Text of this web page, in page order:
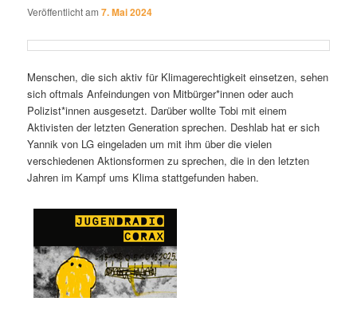
Veröffentlicht am7. Mai 2024
Menschen, die sich aktiv für Klimagerechtigkeit einsetzen, sehen
sich oftmals Anfeindungen von Mitbürger*innen oder auch
Polizist*innen ausgesetzt. Darüber wollte Tobi mit einem
Aktivisten der letzten Generation sprechen. Deshlab hat er sich
Yannik von LG eingeladen um mit ihm über die vielen
verschiedenen Aktionsformen zu sprechen, die in den letzten
Jahren im Kampf ums Klima stattgefunden haben.